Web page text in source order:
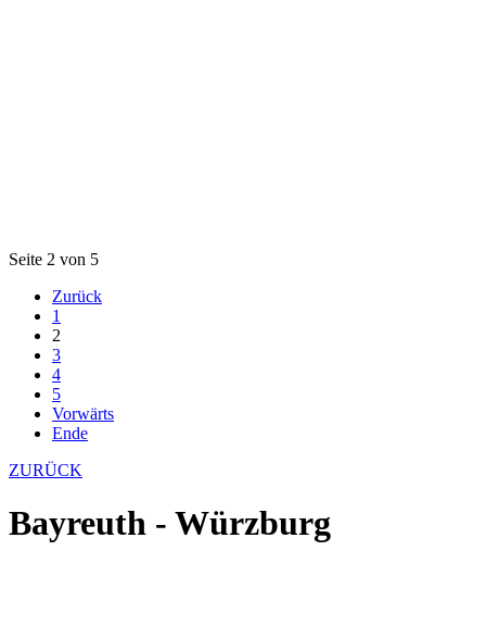
Seite 2 von 5
Zurück
1
2
3
4
5
Vorwärts
Ende
ZURÜCK
Bayreuth - Würzburg